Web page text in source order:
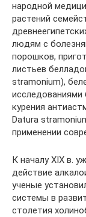
народной
растений
людям с
порошков,
листьев
stramonium),
курения
Datura
применении
К началу XIX в.
действие
ученые
системы в
столетия